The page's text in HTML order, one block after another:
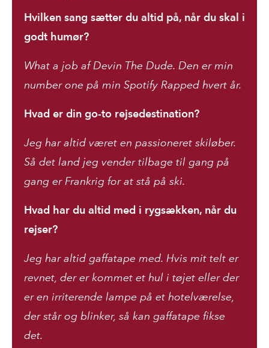
Hvilken sang sætter du altid på, når du skal i
godt humør?
What a job af Devin The Dude. Den er min
number one på min Spotify Rapped hvert år.
Hvad er din go-to rejsedestination?
Jeg har altid været en passioneret skiløber.
Så det land jeg vender tilbage til gang på
gang er Frankrig for at stå på ski.
Hvad har du altid med i rygsækken, når du
rejser?
Jeg har altid gaffatape med. Hvis mit telt er
revnet, der er kommet et hul i tøjet eller der
er en irriterende lampe på et hotelværelse,
der står og blinker, så kan gaffatape fikse
det.